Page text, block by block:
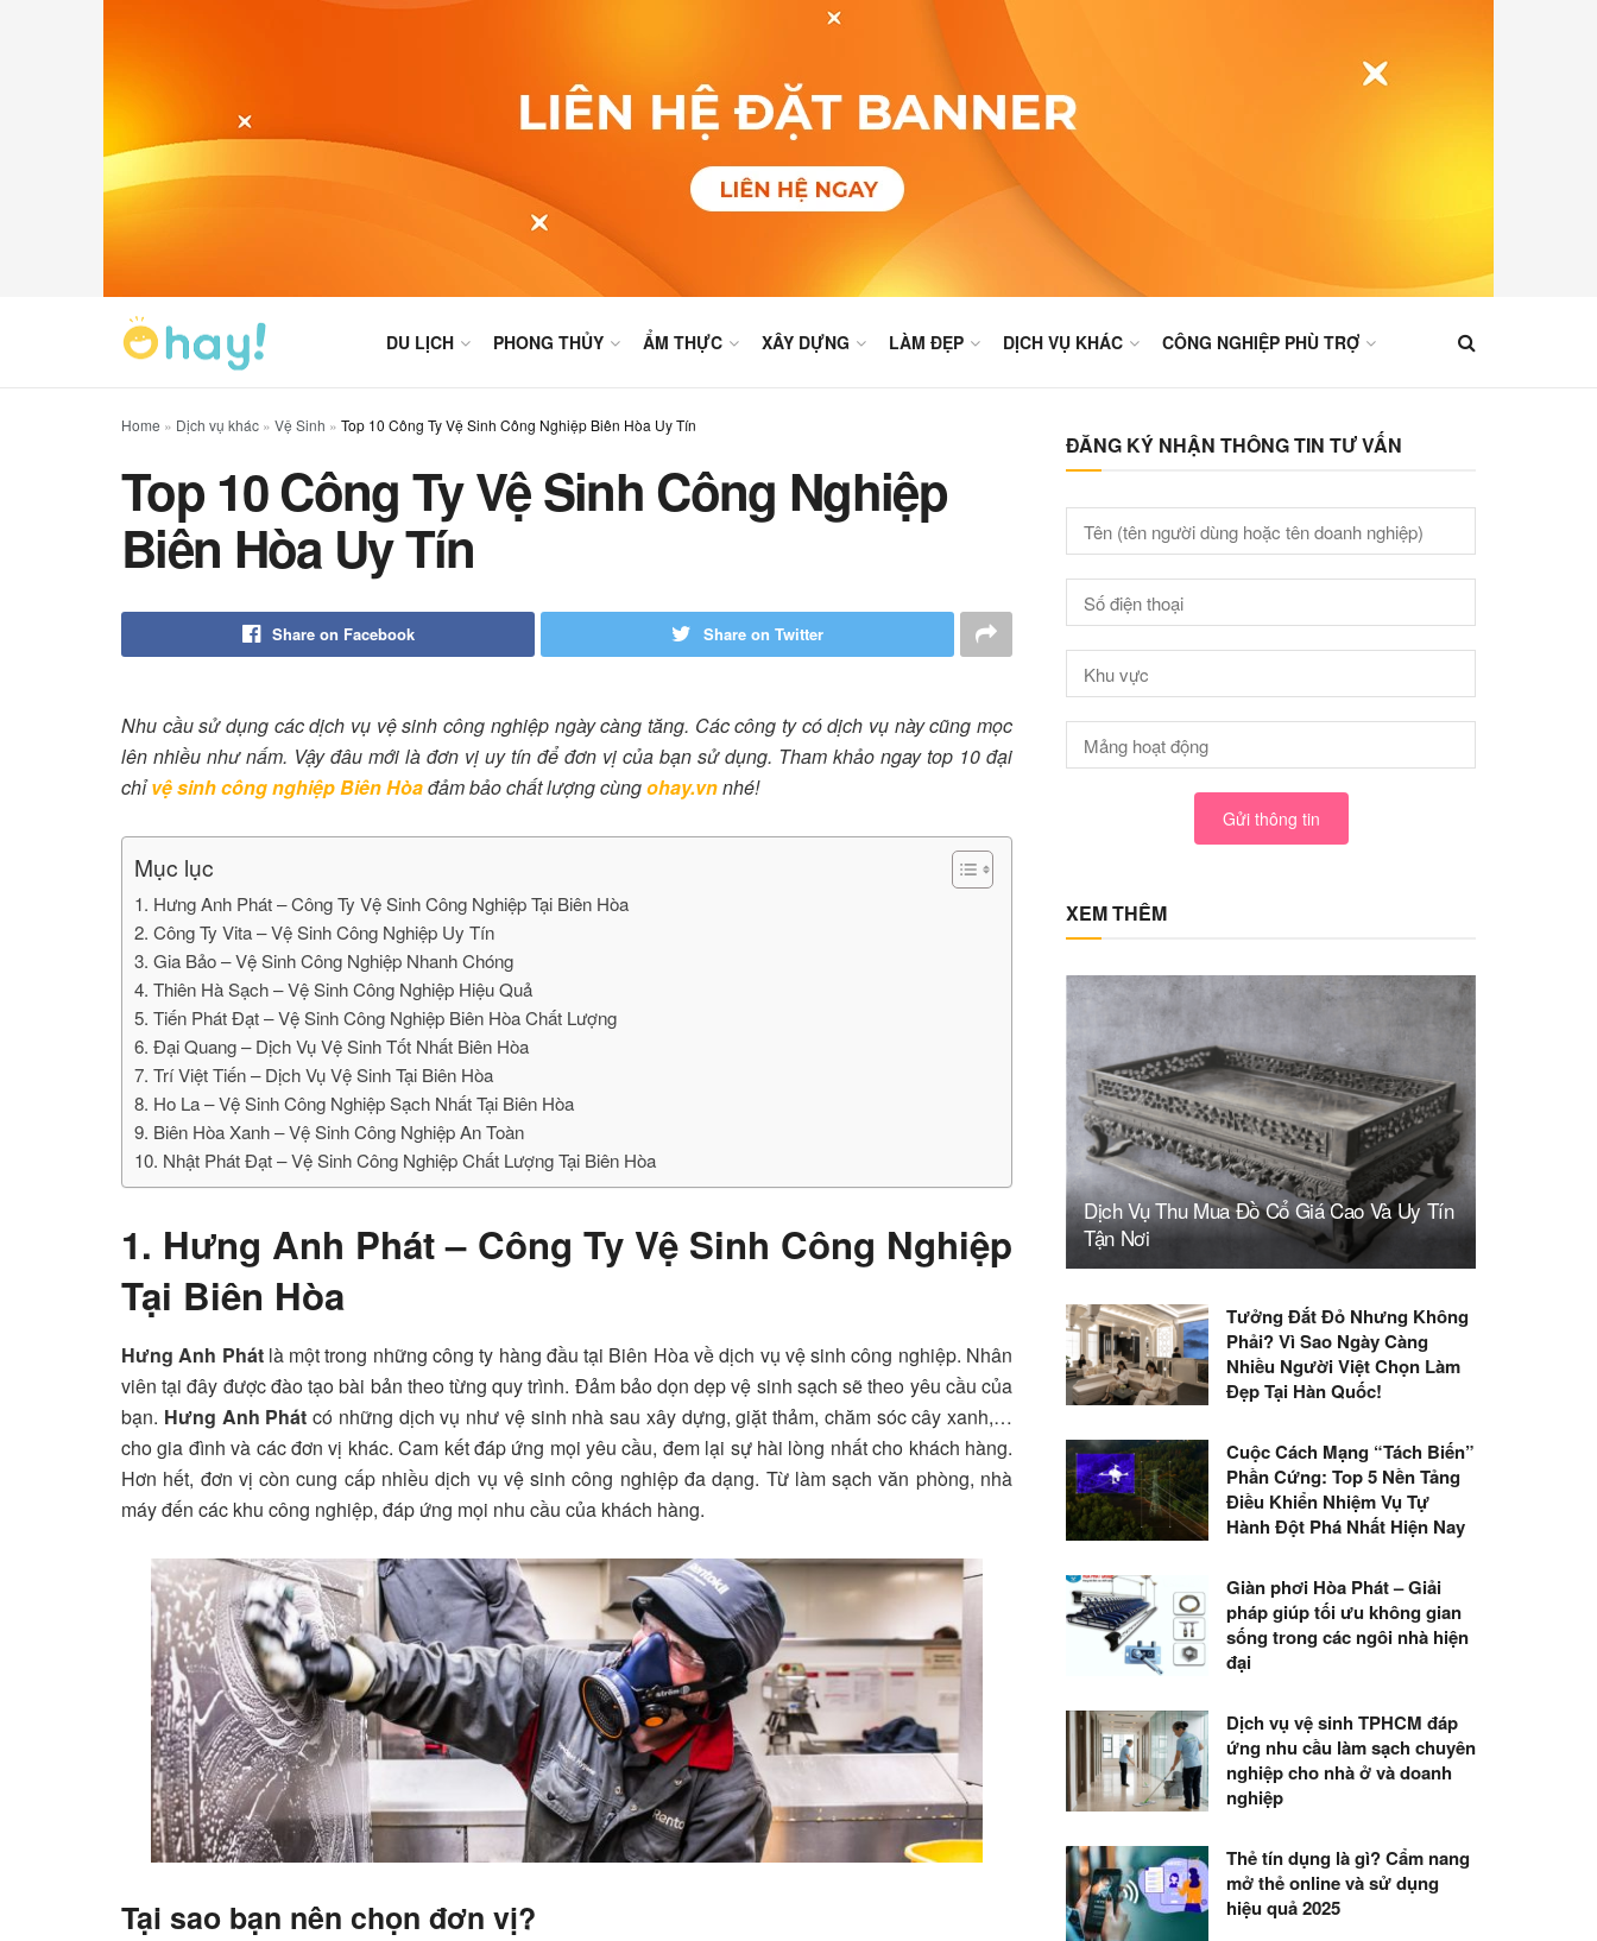
DU LỊCH PHONG THỦY ẨM THỰC XÂY DỰNG LÀM ĐẸP DỊCH VỤ KHÁC CÔNG NGHIỆP PHÙ TRỢ
Home » Dịch vụ khác » Vệ Sinh » Top 10 Công Ty Vệ Sinh Công Nghiệp Biên Hòa Uy Tín
Top 10 Công Ty Vệ Sinh Công Nghiệp
Biên Hòa Uy Tín
Share on Facebook Share on Twitter
Nhu cầu sử dụng các dịch vụ vệ sinh công nghiệp ngày càng tăng. Các công ty có dịch vụ này cũng mọc
lên nhiều như nấm. Vậy đâu mới là đơn vị uy tín để đơn vị của bạn sử dụng. Tham khảo ngay top 10 đại
chỉvệ sinh công nghiệp Biên Hòađảm bảo chất lượng cùngohay.vnnhé!
Mục lục
1. Hưng Anh Phát – Công Ty Vệ Sinh Công Nghiệp Tại Biên Hòa
2. Công Ty Vita – Vệ Sinh Công Nghiệp Uy Tín
3. Gia Bảo – Vệ Sinh Công Nghiệp Nhanh Chóng
4. Thiên Hà Sạch – Vệ Sinh Công Nghiệp Hiệu Quả
5. Tiến Phát Đạt – Vệ Sinh Công Nghiệp Biên Hòa Chất Lượng
6. Đại Quang – Dịch Vụ Vệ Sinh Tốt Nhất Biên Hòa
7. Trí Việt Tiến – Dịch Vụ Vệ Sinh Tại Biên Hòa
8. Ho La – Vệ Sinh Công Nghiệp Sạch Nhất Tại Biên Hòa
9. Biên Hòa Xanh – Vệ Sinh Công Nghiệp An Toàn
10. Nhật Phát Đạt – Vệ Sinh Công Nghiệp Chất Lượng Tại Biên Hòa
1. Hưng Anh Phát – Công Ty Vệ Sinh Công Nghiệp
Tại Biên Hòa
Hưng Anh Phát là một trong những công ty hàng đầu tại Biên Hòa về dịch vụ vệ sinh công nghiệp. Nhân
viên tại đây được đào tạo bài bản theo từng quy trình. Đảm bảo dọn dẹp vệ sinh sạch sẽ theo yêu cầu của
bạn. Hưng Anh Phát có những dịch vụ như vệ sinh nhà sau xây dựng, giặt thảm, chăm sóc cây xanh,…
cho gia đình và các đơn vị khác. Cam kết đáp ứng mọi yêu cầu, đem lại sự hài lòng nhất cho khách hàng.
Hơn hết, đơn vị còn cung cấp nhiều dịch vụ vệ sinh công nghiệp đa dạng. Từ làm sạch văn phòng, nhà
máy đến các khu công nghiệp, đáp ứng mọi nhu cầu của khách hàng.
Tại sao bạn nên chọn đơn vị?
ĐĂNG KÝ NHẬN THÔNG TIN TƯ VẤN
Gửi thông tin
XEM THÊM
Dịch Vụ Thu Mua Đồ Cổ Giá Cao Và Uy Tín
Tận Nơi
Tưởng Đắt Đỏ Nhưng Không
Phải? Vì Sao Ngày Càng
Nhiều Người Việt Chọn Làm
Đẹp Tại Hàn Quốc!
Cuộc Cách Mạng “Tách Biến”
Phần Cứng: Top 5 Nền Tảng
Điều Khiển Nhiệm Vụ Tự
Hành Đột Phá Nhất Hiện Nay
Giàn phơi Hòa Phát – Giải
pháp giúp tối ưu không gian
sống trong các ngôi nhà hiện
đại
Dịch vụ vệ sinh TPHCM đáp
ứng nhu cầu làm sạch chuyên
nghiệp cho nhà ở và doanh
nghiệp
Thẻ tín dụng là gì? Cẩm nang
mở thẻ online và sử dụng
hiệu quả 2025